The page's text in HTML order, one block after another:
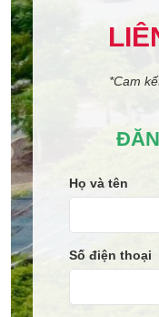
*Cam
Họ và tên
Số điện thoại